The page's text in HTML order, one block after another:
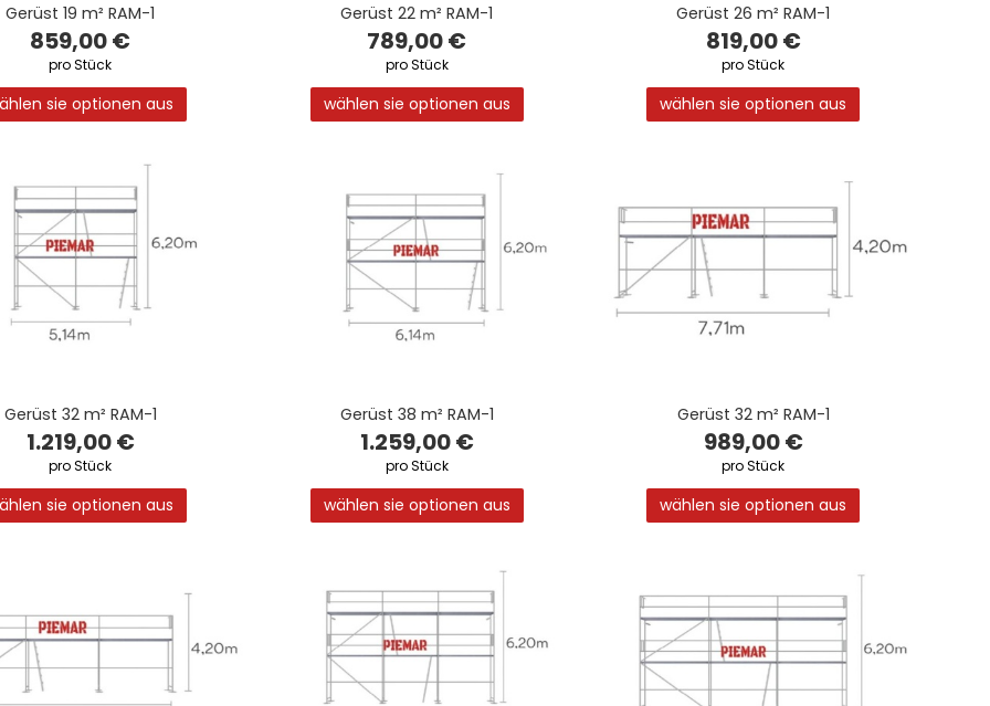
Gerüst 19 m² RAM-1
859,00 €
pro Stück
sie optionen aus
Gerüst 22 m² RAM-1
789,00 €
pro Stück
wählen sie optionen aus
Gerüst 26 m² RAM-1
819,00 €
pro Stück
wählen sie optionen aus
Gerüst 32 m² RAM-1
1.219,00 €
pro Stück
sie optionen aus
Gerüst 38 m² RAM-1
1.259,00 €
pro Stück
wählen sie optionen aus
Gerüst 32 m² RAM-1
989,00 €
pro Stück
wählen sie optionen aus